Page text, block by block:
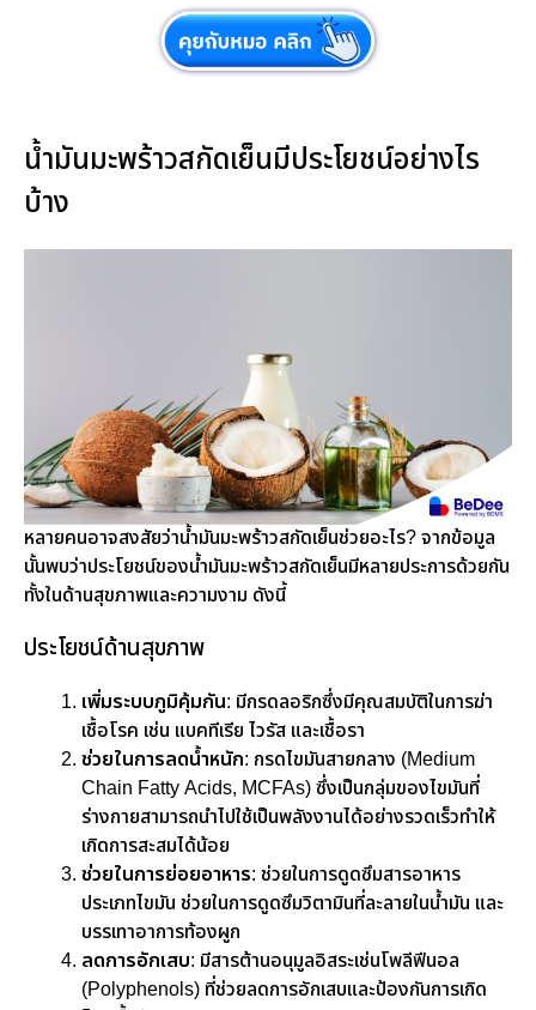
น้ำมันมะพร้าวสกัดเย็นมีประโยชน์อย่างไร
บ้าง
หลายคนอาจสงสัยว่าน้ำมันมะพร้าวสกัดเย็นช่วยอะไร? จากข้อมูล
นั้นพบว่าประโยชน์ของน้ำมันมะพร้าวสกัดเย็นมีหลายประการด้วยกัน
ทั้งในด้านสุขภาพและความงาม ดังนี้
ประโยชน์ด้านสุขภาพ
เพิ่มระบบภูมิคุ้มกัน: มีกรดลอริกซึ่งมีคุณสมบัติในการฆ่า
เชื้อโรค เช่น แบคทีเรีย ไวรัส และเชื้อรา
ช่วยในการลดน้ำหนัก: กรดไขมันสายกลาง (Medium
Chain Fatty Acids, MCFAs) ซึ่งเป็นกลุ่มของไขมันที่
ร่างกายสามารถนำไปใช้เป็นพลังงานได้อย่างรวดเร็วทำให้
เกิดการสะสมได้น้อย
ช่วยในการย่อยอาหาร: ช่วยในการดูดซึมสารอาหาร
ประเภทไขมัน ช่วยในการดูดซึมวิตามินที่ละลายในน้ำมัน และ
บรรเทาอาการท้องผูก
ลดการอักเสบ: มีสารต้านอนุมูลอิสระเช่นโพลีฟีนอล
(Polyphenols) ที่ช่วยลดการอักเสบและป้องกันการเกิด